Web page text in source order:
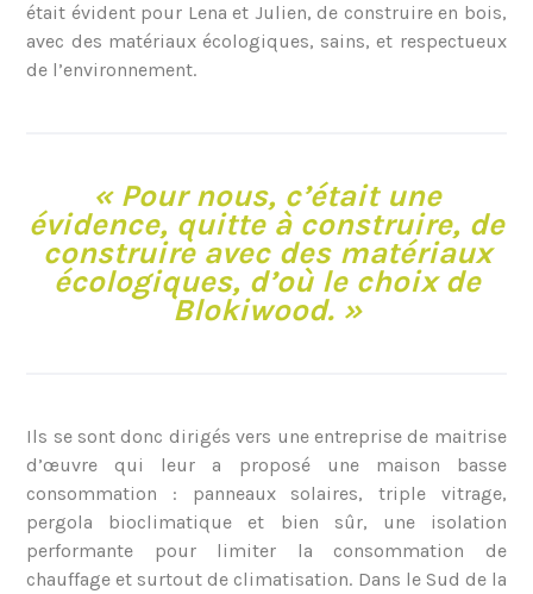
était évident pour Lena et Julien, de construire en bois,
avec des matériaux écologiques, sains, et respectueux
de l’environnement.
« Pour nous, c’était une
évidence, quitte à construire, de
construire avec des matériaux
écologiques, d’où le choix de
Blokiwood. »
Ils se sont donc dirigés vers une entreprise de maitrise
d’œuvre qui leur a proposé une maison basse
consommation : panneaux solaires, triple vitrage,
pergola bioclimatique et bien sûr, une isolation
performante pour limiter la consommation de
chauffage et surtout de climatisation. Dans le Sud de la